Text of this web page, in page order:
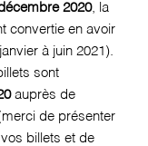
2020, la
convertie en avoir
à juin 2021).
sont
auprès de
de présenter
billets et de